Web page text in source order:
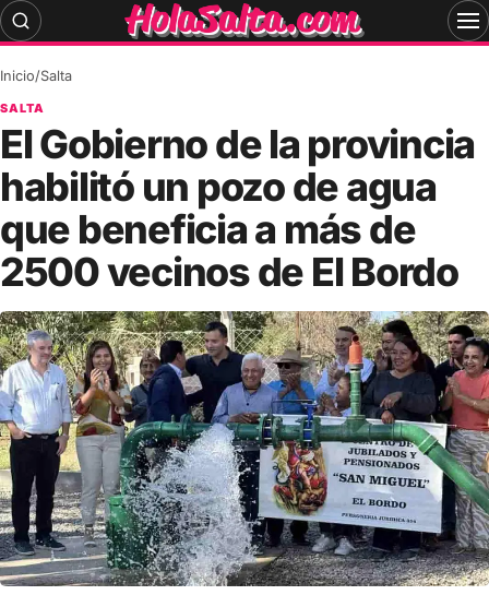
Skip
to
Inicio/Salta
SALTA
El Gobierno de la provincia
habilitó un pozo de agua
que beneficia a más de
2500 vecinos de El Bordo